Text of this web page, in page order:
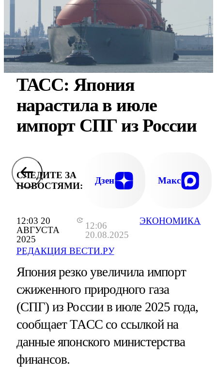
12:03 20
АВГУСТА
2025
12:06
20.08.2025
РЕДАКЦИЯ ВЕСТИ.РУ
ЭКОНОМИКА
ТАСС: Япония
нарастила в июле
импорт СПГ из России
СЛЕДИТЕ ЗА
НОВОСТЯМИ:
Дзен Макс
Япония резко увеличила импорт
сжиженного природного газа
(СПГ) из России в июле 2025 года,
сообщает ТАСС со ссылкой на
данные японского министерства
финансов.